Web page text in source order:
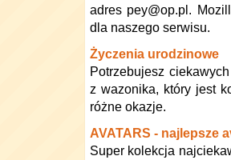
adres pey@op.pl.
dla naszego serwisu.
Życzenia urodzinowe
Potrzebujesz
z wazonika, który jest
różne okazje.
AVATARS - najlepsze
Super kolekcja